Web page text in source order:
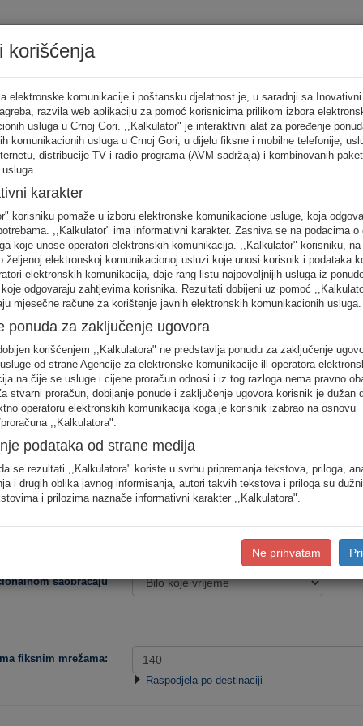
sva
FIKSNA
telefonija
MOBILNA
telefonija
INTERNET
usluge
unos raspodjela saobraćaja je usklađena s ponašanjem karakterističnog
saobraćaja prema konkretnim destinacijama, koristite detaljan unos
Procjena
Niska
saobraćaju
fiksnim mrežama:
Raspodjela po destinaciji
korišćenja
elektronske komunikacije i poštansku djelatnost je, u saradnji sa Inovativni
razvila web aplikaciju za pomoć korisnicima prilikom izbora
usluga u Crnoj Gori. ,,Kalkulator" je interaktivni alat za poređenje
komunikacionih usluga u Crnoj Gori, u dijelu fiksne i mobilne telefonije,
distribucije TV i radio programa (AVM sadržaja) i kombinovanih
karakter
korisniku pomaže u izboru elektronske komunikacione usluge, koja
,,Kalkulator" ima informativni karakter. Zasniva se na podacima o
koje unose operatori elektronskih komunikacija. ,,Kalkulator" korisniku,
željenoj elektronskoj komunikacionoj usluzi koje unosi korisnik i podataka
elektronskih komunikacija, daje rang listu najpovoljnijih usluga iz
odgovaraju zahtjevima korisnika. Rezultati dobijeni uz pomoć
mjesečne račune za korištenje javnih elektronskih komunikacionih usluga.
ponuda za zaključenje ugovora
korišćenjem ,,Kalkulatora" ne predstavlja ponudu za zaključenje
od strane Agencije za elektronske komunikacije ili operatora
na čije se usluge i cijene proračun odnosi i iz tog razloga nema pravno
stvarni proračun, dobijanje ponude i zaključenje ugovora korisnik je dužan
operatoru elektronskih komunikacija koga je korisnik izabrao na osnovu
,,Kalkulatora".
podataka od strane medija
se rezultati ,,Kalkulatora" koriste u svrhu pripremanja tekstova, priloga,
i drugih oblika javnog informisanja, autori takvih tekstova i priloga su
i prilozima naznače informativni karakter ,,Kalkulatora".
Ne prihvatam